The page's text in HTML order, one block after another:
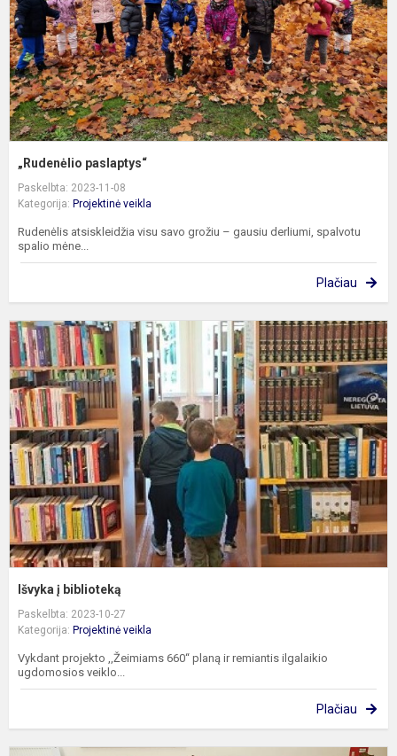
„Rudenėlio paslaptys“
Paskelbta: 2023-11-08
Kategorija: Projektinė veikla
Rudenėlis atsiskleidžia visu savo grožiu – gausiu derliumi, spalvotu
spalio mėne...
Plačiau
Išvyka į biblioteką
Paskelbta: 2023-10-27
Kategorija: Projektinė veikla
Vykdant projekto ,,Žeimiams 660“ planą ir remiantis ilgalaikio
ugdomosios veiklo...
Plačiau